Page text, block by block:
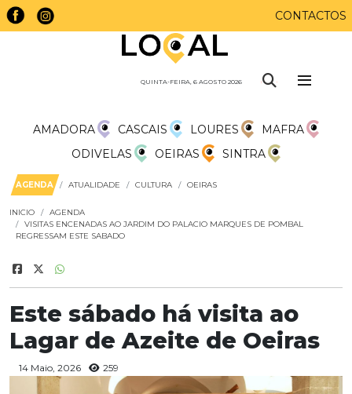
CONTACTOS
QUINTA-FEIRA, 6 AGOSTO 2026
AMADORA CASCAIS LOURES
MAFRA
ODIVELAS
OEIRAS SINTRA
AGENDA ATUALIDADE CULTURA OEIRAS
INICIO
AGENDA
VISITAS ENCENADAS AO JARDIM DO PALACIO MARQUES DE POMBAL
REGRESSAM ESTE SABADO
Este sábado há visita ao
Lagar de Azeite de Oeiras
14 Maio, 2026 259